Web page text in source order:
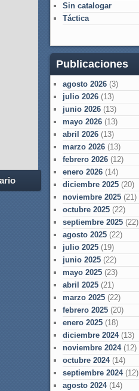
Sin catalogar
Táctica
Publicaciones
agosto 2026 (3)
julio 2026 (13)
junio 2026 (13)
mayo 2026 (13)
abril 2026 (13)
marzo 2026 (13)
febrero 2026 (12)
enero 2026 (14)
diciembre 2025 (20)
noviembre 2025 (21)
octubre 2025 (22)
septiembre 2025 (22)
agosto 2025 (22)
julio 2025 (19)
junio 2025 (22)
mayo 2025 (23)
abril 2025 (21)
marzo 2025 (22)
febrero 2025 (20)
enero 2025 (18)
diciembre 2024(13)
noviembre 2024(12)
octubre 2024(14)
septiembre 2024(12)
agosto 2024(14)